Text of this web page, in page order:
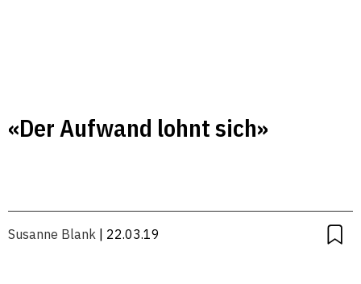
«Der Aufwand lohnt sich»
Susanne Blank | 22.03.19